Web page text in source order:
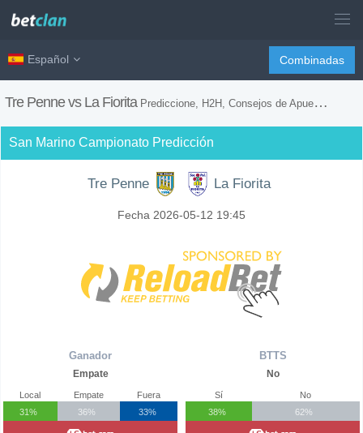
Español Combinadas
Tre Penne vs La Fiorita Prediccione, H2H, Consejos de Apuestas y Previsión del Partido
San Marino Campionato Predicción
Tre Penne La Fiorita
Fecha 2026-05-12 19:45
Ganador
Empate
Local
31%
Empate
36%
Fuera
33%
BTTS
No
Sí
38%
No
62%